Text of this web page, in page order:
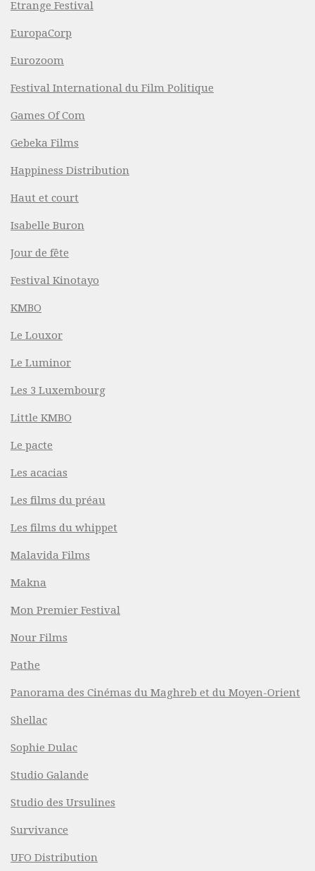
Etrange Festival
EuropaCorp
Eurozoom
Festival International du Film Politique
Games Of Com
Gebeka Films
Happiness Distribution
Haut et court
Isabelle Buron
Jour de fête
Festival Kinotayo
KMBO
Le Louxor
Le Luminor
Les 3 Luxembourg
Little KMBO
Le pacte
Les acacias
Les films du préau
Les films du whippet
Malavida Films
Makna
Mon Premier Festival
Nour Films
Pathe
Panorama des Cinémas du Maghreb et du Moyen-Orient
Shellac
Sophie Dulac
Studio Galande
Studio des Ursulines
Survivance
UFO Distribution